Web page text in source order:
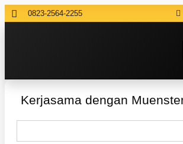
0823-2564-2255
Kerjasama dengan